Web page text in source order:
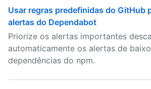
Usar regras predefinidas do GitHub
alertas do Dependabot
Priorize os alertas importantes
automaticamente os alertas de
dependências do npm.